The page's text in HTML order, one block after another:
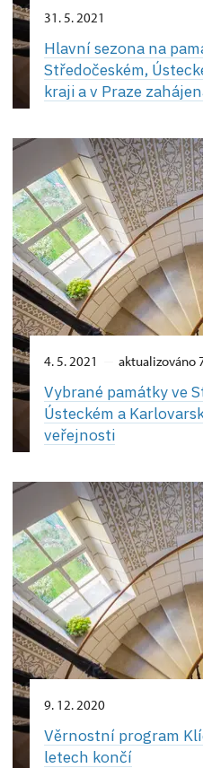
31. 5. 2021
Hlavní sezona na
Středočeském,
kraji a v Praze
4. 5. 2021 aktualizováno
Vybrané památky ve
Ústeckém a
veřejnosti
9. 12. 2020
Věrnostní program
letech končí